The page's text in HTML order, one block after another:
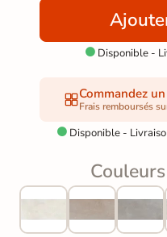
Disponible -
Commandez
Frais remboursés
 Disponible -